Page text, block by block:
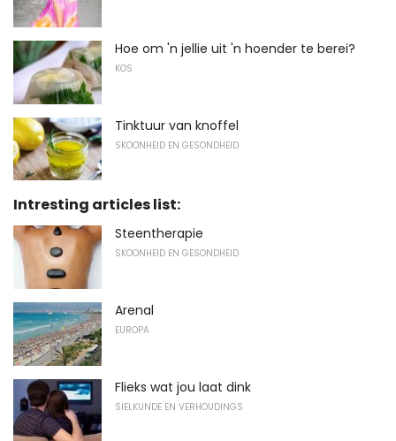
Hoe om 'n jellie uit 'n hoender te berei?
KOS
Tinktuur van knoffel
SKOONHEID EN GESONDHEID
Intresting articles list:
Steentherapie
SKOONHEID EN GESONDHEID
Arenal
EUROPA
Flieks wat jou laat dink
SIELKUNDE EN VERHOUDINGS